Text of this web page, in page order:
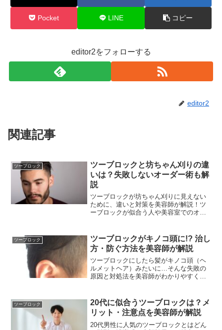
Pocket LINE コピー
editor2をフォローする
editor2
関連記事
ツーブロック
ツーブロックと坊ちゃん刈りの違
いは？失敗しないオーダー術も解
説
ツーブロックが坊ちゃん刈りに見えない
ために、違いと対策を美容師が解説！ツ
ーブロックが似合う人や美容室でのオー
ツーブロック
ツーブロックがキノコ頭に!? 治し
方・防ぐ方法を美容師が解説
ツーブロックにしたら髪がキノコ頭（ヘ
ルメットヘア）みたいに…そんな失敗の
原因と対処法を美容師がわかりやすく解
直す方法からカットやパーマでの解決策
まで網羅しています。
ツーブロック
20代に似合うツーブロックは？メ
リット・注意点を美容師が解説
20代男性に人気のツーブロックとはどん